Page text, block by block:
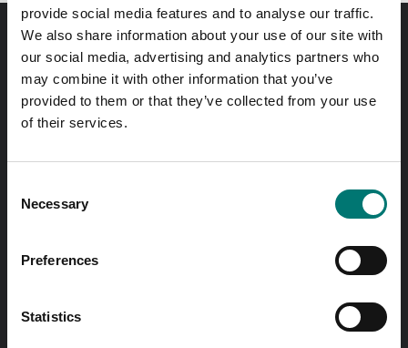
provide social media features and to analyse our traffic.
We also share information about your use of our site with
our social media, advertising and analytics partners who
may combine it with other information that you’ve
provided to them or that they’ve collected from your use
of their services.
Selection
Necessary
Preferences
Statistics
Beställ innan kl 11.00 så skickar vi samma dag! Gäller
lagerförda standardprodukter.
Fri frakt på onlinebetald order över 2000kr exkl. moms.
Snabba svar
Visit our international site